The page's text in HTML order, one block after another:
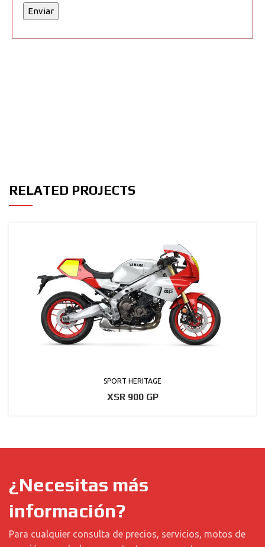
RELATED PROJECTS
SPORT HERITAGE
XSR 900 GP
¿Necesitas más
información?
Para cualquier consulta de precios, servicios, motos de